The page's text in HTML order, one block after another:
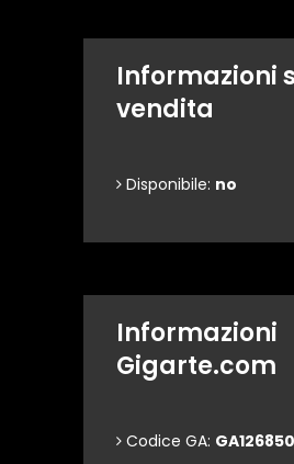
Informazioni
vendita
Disponibile: no
Informazioni
Gigarte.com
Codice GA: GA126850